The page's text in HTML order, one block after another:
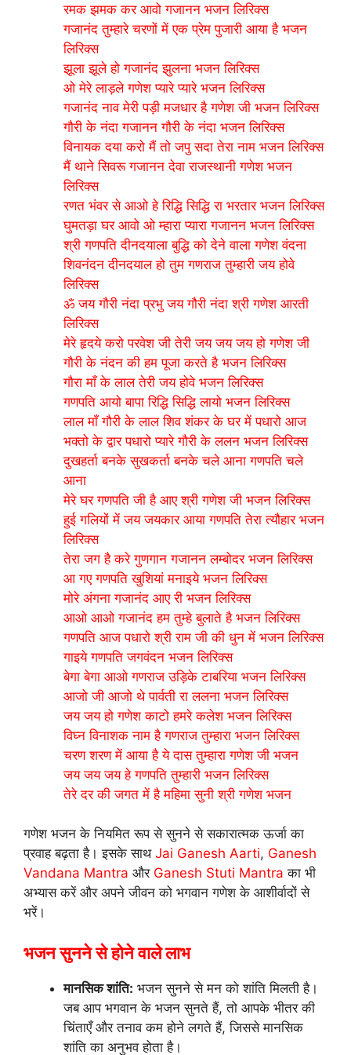
रमक झमक कर आवो गजानन भजन लिरिक्स
गजानंद तुम्हारे चरणों में एक प्रेम पुजारी आया है भजन
लिरिक्स
झूला झूले हो गजानंद झुलना भजन लिरिक्स
ओ मेरे लाड़ले गणेश प्यारे प्यारे भजन लिरिक्स
गजानंद नाव मेरी पड़ी मजधार है गणेश जी भजन लिरिक्स
गौरी के नंदा गजानन गौरी के नंदा भजन लिरिक्स
विनायक दया करो मैं तो जपु सदा तेरा नाम भजन लिरिक्स
मैं थाने सिवरू गजानन देवा राजस्थानी गणेश भजन
लिरिक्स
रणत भंवर से आओ हे रिद्धि सिद्धि रा भरतार भजन लिरिक्स
घुमतड़ा घर आवो ओ म्हारा प्यारा गजानन भजन लिरिक्स
श्री गणपति दीनदयाला बुद्धि को देने वाला गणेश वंदना
शिवनंदन दीनदयाल हो तुम गणराज तुम्हारी जय होवे
लिरिक्स
ॐ जय गौरी नंदा प्रभु जय गौरी नंदा श्री गणेश आरती
लिरिक्स
मेरे हृदये करो परवेश जी तेरी जय जय जय हो गणेश जी
गौरी के नंदन की हम पूजा करते है भजन लिरिक्स
गौरा माँ के लाल तेरी जय होवे भजन लिरिक्स
गणपति आयो बापा रिद्धि सिद्धि लायो भजन लिरिक्स
लाल माँ गौरी के लाल शिव शंकर के घर में पधारो आज
भक्तो के द्वार पधारो प्यारे गौरी के ललन भजन लिरिक्स
दुखहर्ता बनके सुखकर्ता बनके चले आना गणपति चले
आना
मेरे घर गणपति जी है आए श्री गणेश जी भजन लिरिक्स
हुई गलियों में जय जयकार आया गणपति तेरा त्यौहार भजन
लिरिक्स
तेरा जग है करे गुणगान गजानन लम्बोदर भजन लिरिक्स
आ गए गणपति खुशियां मनाइये भजन लिरिक्स
मोरे अंगना गजानंद आए री भजन लिरिक्स
आओ आओ गजानंद हम तुम्हे बुलाते है भजन लिरिक्स
गणपति आज पधारो श्री राम जी की धुन में भजन लिरिक्स
गाइये गणपति जगवंदन भजन लिरिक्स
बेगा बेगा आओ गणराज उड़िके टाबरिया भजन लिरिक्स
आजो जी आजो थे पार्वती रा ललना भजन लिरिक्स
जय जय हो गणेश काटो हमरे कलेश भजन लिरिक्स
विघ्न विनाशक नाम है गणराज तुम्हारा भजन लिरिक्स
चरण शरण में आया है ये दास तुम्हारा गणेश जी भजन
जय जय जय हे गणपति तुम्हारी भजन लिरिक्स
तेरे दर की जगत में है महिमा सुनी श्री गणेश भजन
गणेश भजन के नियमित रूप से सुनने से सकारात्मक ऊर्जा का
प्रवाह बढ़ता है। इसके साथ Jai Ganesh Aarti, Ganesh
Vandana Mantra और Ganesh Stuti Mantra का भी
अभ्यास करें और अपने जीवन को भगवान गणेश के आशीर्वादों से
भरें।
भजन सुनने से होने वाले लाभ
मानसिक शांति: भजन सुनने से मन को शांति मिलती है।
जब आप भगवान के भजन सुनते हैं, तो आपके भीतर की
चिंताएँ और तनाव कम होने लगते हैं, जिससे मानसिक
शांति का अनुभव होता है।